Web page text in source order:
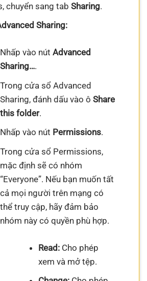
chuyển sang tab Sharing.
Sharing:
Nhấp vào nút Advanced
Sharing….
Trong cửa sổ Advanced
Sharing, đánh dấu vào ô Share
this folder.
Nhấp vào nút Permissions.
Trong cửa sổ Permissions,
mặc định sẽ có nhóm
“Everyone”. Nếu bạn muốn tất
cả mọi người trên mạng có
thể truy cập, hãy đảm bảo
nhóm này có quyền phù hợp.
Read:Cho phép
xem và mở tệp.